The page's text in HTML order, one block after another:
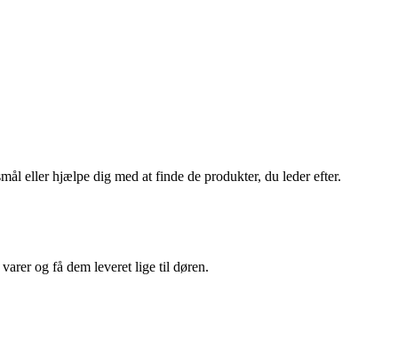
eller hjælpe dig med at finde de produkter, du leder efter.
og få dem leveret lige til døren.